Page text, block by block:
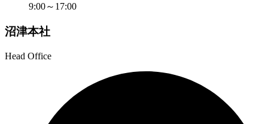
9:00～17:00
沼津本社
Head Office